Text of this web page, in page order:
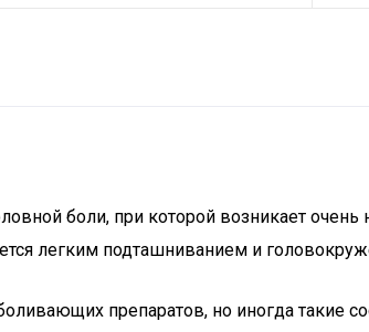
боли, при которой возникает очень
легким подташниванием и
препаратов, но иногда такие